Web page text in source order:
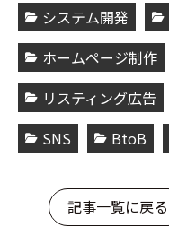
システム開発
ホームページ制作
リスティング広告
SNS
BtoB
記事一覧に戻る